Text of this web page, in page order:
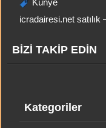
Künye
icradairesi.net
BİZİ TAKİP EDİN
Kategoriler